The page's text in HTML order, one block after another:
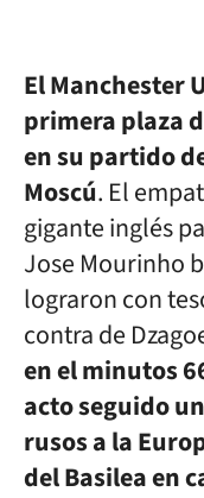
El Manchester
primera plaza
en su partido
Moscú. El
gigante inglés
Jose Mourinho
lograron con
contra de
en el minutos
acto seguido
rusos a la
del Basilea en